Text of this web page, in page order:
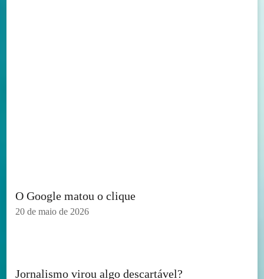
O Google matou o clique
20 de maio de 2026
Jornalismo virou algo descartável?